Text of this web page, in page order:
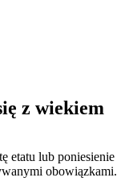
z wiekiem
etatu lub poniesienie
obowiązkami.